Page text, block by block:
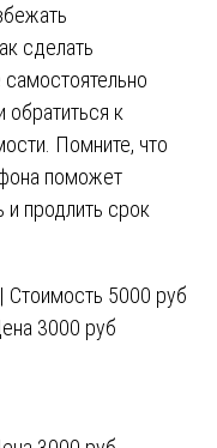
сделать
обратиться к
Помните, что
поможет
и продлить срок
Стоимость 5000 руб
3000 руб